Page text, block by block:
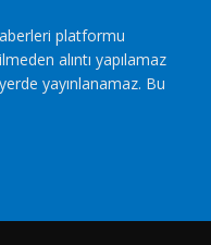
platformu
alıntı yapılamaz
yayınlanamaz. Bu